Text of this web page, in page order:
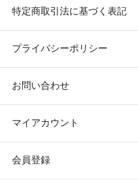
特定商取引法に基づく表記
プライバシーポリシー
お問い合わせ
マイアカウント
会員登録